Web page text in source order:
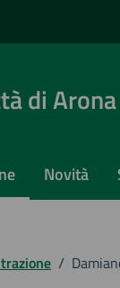
di Arona
Novità
/